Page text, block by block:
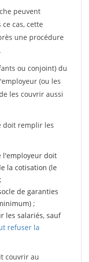
peuvent
cas, cette
une procédure
ou conjoint) du
(ou les
les couvrir aussi
doit remplir les
l'employeur doit
la cotisation (le
de garanties
;
les salariés, sauf
refuser la
couvrir au